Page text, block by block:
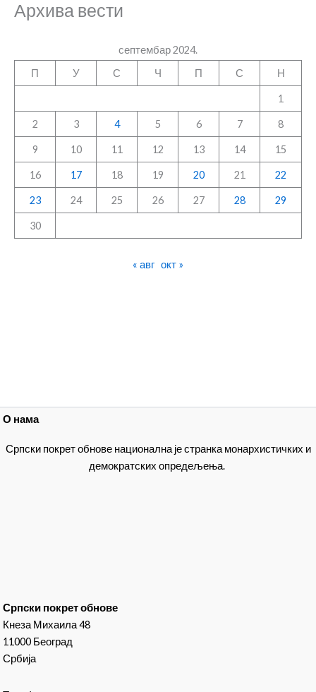
Архива вести
септембар 2024.
П
У С Ч П С Н
1
2 3 4 5 6 7 8
9 10 11 12 13 14 15
16 17 18 19 20 21 22
23 24 25 26 27 28 29
30
« авг окт »
О нама
Српски покрет обнове национална је странка монархистичких и
демократских опредељења.
Српски покрет обнове
Кнеза Михаила 48
11000 Београд
Србија